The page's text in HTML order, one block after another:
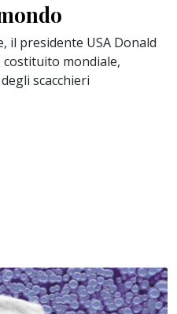
il presidente USA Donald
costituito mondiale,
scacchieri